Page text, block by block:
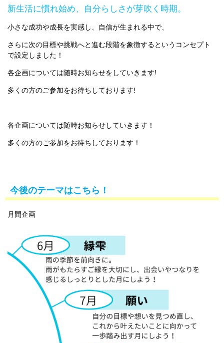
新生活に慣れ始め、自分らしさが芽吹く時期。
小さな成功や成長を実感し、自信が生まれる中で、
さらに次の目標や挑戦へと進む段階を象徴するというコンセプト
で設定しました！
各企画については随時お知らせをしていきます!
多くの方のご参加をお待ちしております!
各企画については随時お知らせしていきます！
多くの方のご参加をお待ちしております！
今後のテーマはこちら！
月間企画